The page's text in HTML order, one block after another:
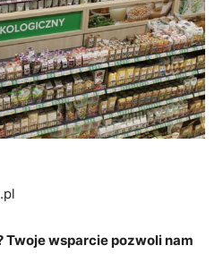
Twoje wsparcie pozwoli nam